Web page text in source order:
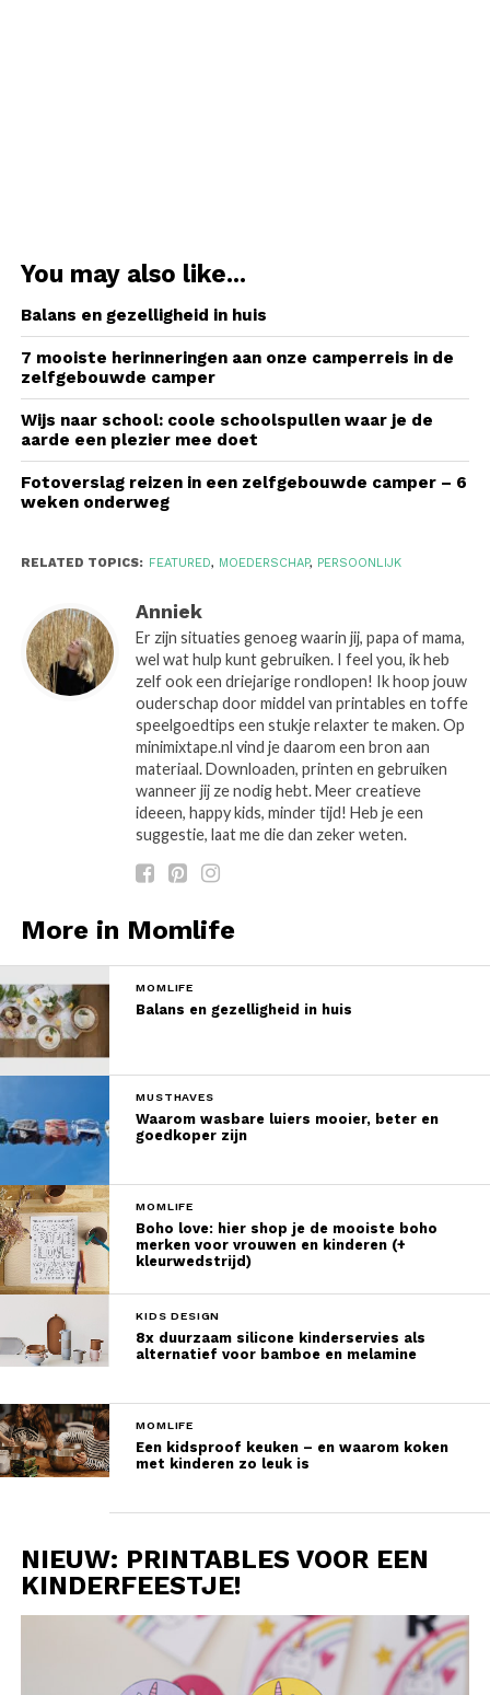
You may also like...
Balans en gezelligheid in huis
7 mooiste herinneringen aan onze camperreis in de
zelfgebouwde camper
Wijs naar school: coole schoolspullen waar je de
aarde een plezier mee doet
Fotoverslag reizen in een zelfgebouwde camper – 6
weken onderweg
RELATED TOPICS: FEATURED, MOEDERSCHAP, PERSOONLIJK
Anniek
Er zijn situaties genoeg waarin jij, papa of mama,
wel wat hulp kunt gebruiken. I feel you, ik heb
zelf ook een driejarige rondlopen! Ik hoop jouw
ouderschap door middel van printables en toffe
speelgoedtips een stukje relaxter te maken. Op
minimixtape.nl vind je daarom een bron aan
materiaal. Downloaden, printen en gebruiken
wanneer jij ze nodig hebt. Meer creatieve
ideeen, happy kids, minder tijd! Heb je een
suggestie, laat me die dan zeker weten.
More in Momlife
MOMLIFE
Balans en gezelligheid in huis
MUSTHAVES
Waarom wasbare luiers mooier, beter en
goedkoper zijn
MOMLIFE
Boho love: hier shop je de mooiste boho
merken voor vrouwen en kinderen (+
kleurwedstrijd)
KIDS DESIGN
8x duurzaam silicone kinderservies als
alternatief voor bamboe en melamine
MOMLIFE
Een kidsproof keuken – en waarom koken
met kinderen zo leuk is
NIEUW: PRINTABLES VOOR EEN
KINDERFEESTJE!